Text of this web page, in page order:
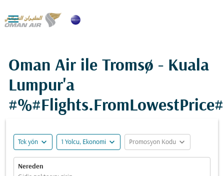

Oman Air ile Tromsø - Kuala
Lumpur'a
Tek yön expand_more 1 Yolcu, Ekonomi expand_more Promosyon Kodu expand_more
Nereden